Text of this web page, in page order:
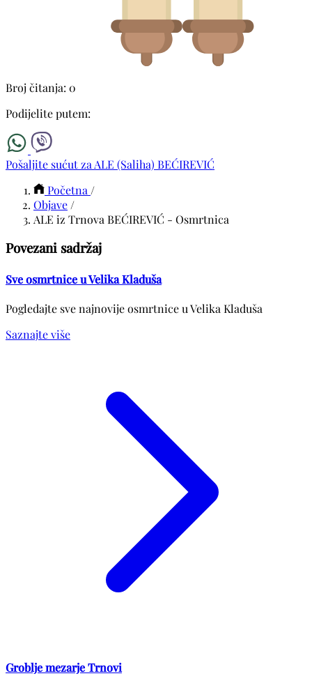
Broj čitanja: 0
Podijelite putem:
Pošaljite sućut za ALE (Saliha) BEĆIREVIĆ
Početna /
Objave /
ALE iz Trnova BEĆIREVIĆ - Osmrtnica
Povezani sadržaj
Sve osmrtnice u Velika Kladuša
Pogledajte sve najnovije osmrtnice u Velika Kladuša
Saznajte više
Groblje mezarje Trnovi